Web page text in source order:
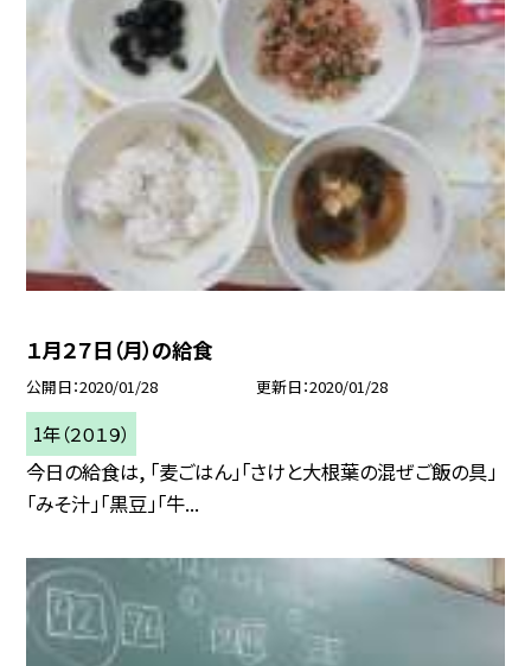
１月２７日（月）の給食
公開日 2020/01/28 更新日 2020/01/28
1年（２０１９）
今日の給食は, 「麦ごはん」「さけと大根葉の混ぜご飯の具」
「みそ汁」「黒豆」「牛...